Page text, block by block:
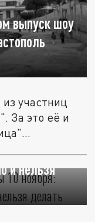
выпуск шоу
участниц
За это её и
10 ноября:
и нельзя